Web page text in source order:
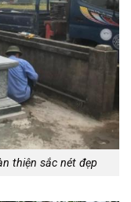
thiện sắc nét đẹp